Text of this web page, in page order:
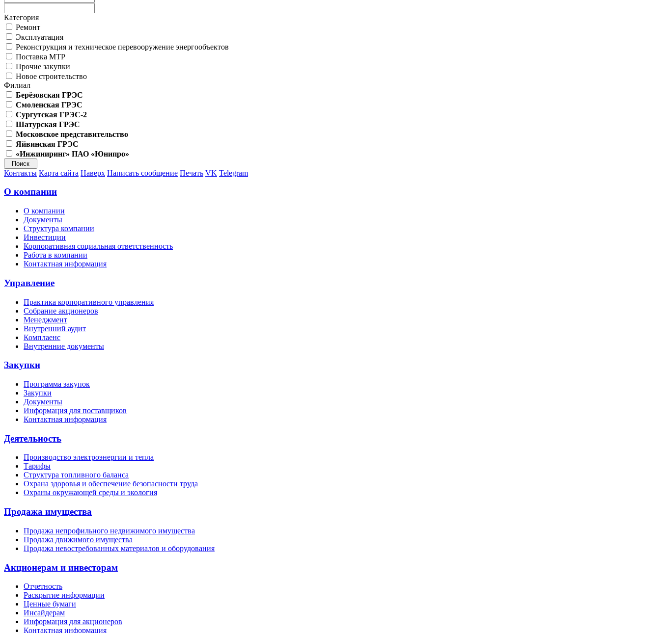
Категория
Ремонт
Эксплуатация
Реконструкция и техническое перевооружение энергообъектов
Поставка МТР
Прочие закупки
Новое строительство
Филиал
Берёзовская ГРЭС
Смоленская ГРЭС
Сургутская ГРЭС-2
Шатурская ГРЭС
Московское представительство
Яйвинская ГРЭС
«Инжиниринг» ПАО «Юнипро»
Контакты Карта сайта Наверх Написать сообщение Печать VK Telegram
О компании
О компании
Документы
Структура компании
Инвестиции
Корпоративная социальная ответственность
Работа в компании
Контактная информация
Управление
Практика корпоративного управления
Собрание акционеров
Менеджмент
Внутренний аудит
Комплаенс
Внутренние документы
Закупки
Программа закупок
Закупки
Документы
Информация для поставщиков
Контактная информация
Деятельность
Производство электроэнергии и тепла
Тарифы
Структура топливного баланса
Охрана здоровья и обеспечение безопасности труда
Охраны окружающей среды и экология
Продажа имущества
Продажа непрофильного недвижимого имущества
Продажа движимого имущества
Продажа невостребованных материалов и оборудования
Акционерам и инвесторам
Отчетность
Раскрытие информации
Ценные бумаги
Инсайдерам
Информация для акционеров
Контактная информация